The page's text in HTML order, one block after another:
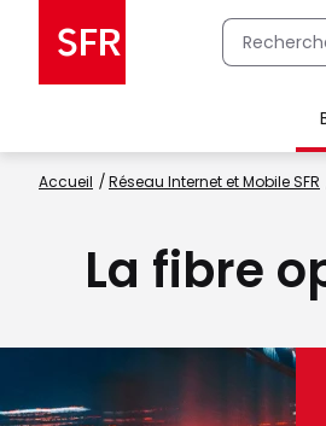
Accueil Réseau Internet et Mobile SFR
La fibre